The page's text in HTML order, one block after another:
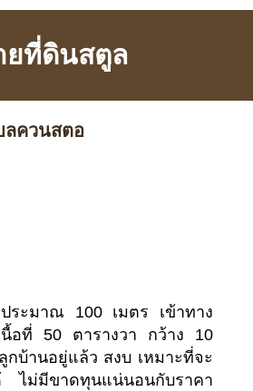
ยที่ดินสตูล
ลควนสตอ
ระมาณ 100 เมตร เข้าทาง
นื้อที่ 50 ตารางวา กว้าง 10
กบ้านอยู่แล้ว สงบ เหมาะที่จะ
ไม่มีขาดทุนแน่นอนกับราคา